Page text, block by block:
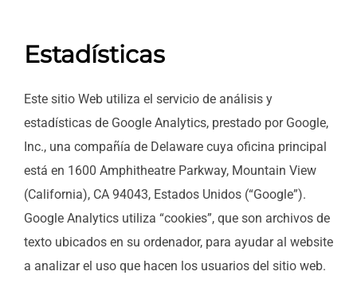
Estadísticas
Este sitio Web utiliza el servicio de análisis y
estadísticas de Google Analytics, prestado por Google,
Inc., una compañía de Delaware cuya oficina principal
está en 1600 Amphitheatre Parkway, Mountain View
(California), CA 94043, Estados Unidos (“Google”).
Google Analytics utiliza “cookies”, que son archivos de
texto ubicados en su ordenador, para ayudar al website
a analizar el uso que hacen los usuarios del sitio web.